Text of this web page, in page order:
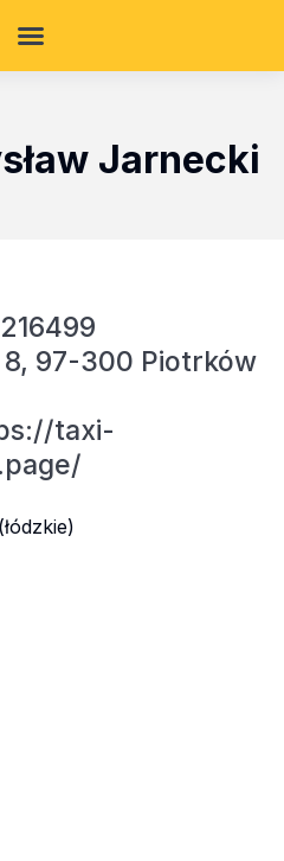
Jarnecki
97-300 Piotrków
taxi-